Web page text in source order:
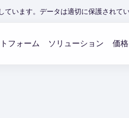
います。データは適切に保護されて
フォーム ソリューション 価格